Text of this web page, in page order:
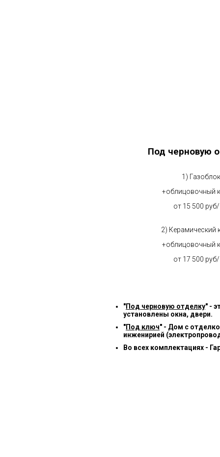
Под черновую
1) Газоблок
+облицовочный
от 15 500
2) Керамический
+облицовочный
от 17 500
"Под черновую отделку" -
установлены окна, двери.
"Под ключ" - Дом с
инженирией
Во всех комплектациях -